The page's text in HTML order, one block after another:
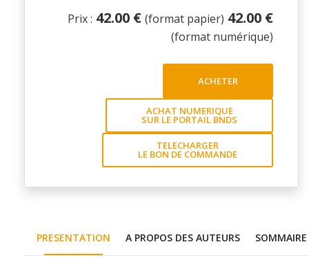
Prix : 42.00 € (format papier) 42.00 €
(format numérique)
ACHETER
ACHAT NUMERIQUE
SUR LE PORTAIL BNDS
TELECHARGER
LE BON DE COMMANDE
PRESENTATION A PROPOS DES AUTEURS SOMMAIRE